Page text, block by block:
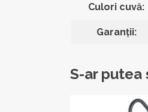
Culori cuvă:
Garanții:
S-ar putea